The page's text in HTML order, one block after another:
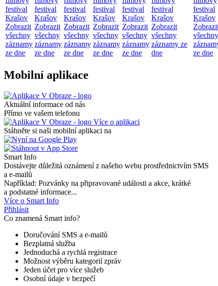
festival
Krašov
Zobrazit
všechny
záznamy
ze dne
festival
Krašov
Zobrazit
všechny
záznamy
ze dne
festival
Krašov
Zobrazit
všechny
záznamy
ze dne
festival
Krašov
Zobrazit
všechny
záznamy
ze dne
festival
Krašov
Zobrazit
všechny
záznamy
ze dne
festival
Krašov
Zobrazit
všechny
záznamy ze
dne
festival
Krašov
všechny
ze dne
Mobilní aplikace
Aktuální informace od nás
Přímo ve vašem telefonu
Více o aplikaci
Stáhněte si naši mobilní aplikaci na
Smart Info
Dostávejte důležitá oznámení z našeho webu prostřednictvím SMS
a e-mailů
Například: Pozvánky na připravované události a akce, krátké
a podstatné informace...
Více o Smart Info
Přihlásit
Co znamená Smart info?
Doručování SMS a e-mailů
Bezplatná služba
Jednoduchá a rychlá registrace
Možnost výběru kategorií zpráv
Jeden účet pro více služeb
Osobní údaje v bezpečí